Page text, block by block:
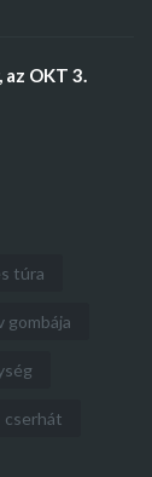
OKT 3.
túra
gombája
cserhát